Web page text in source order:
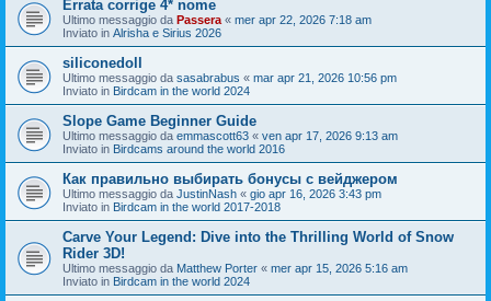
Errata corrige 4* nome
Ultimo messaggio da Passera « mer apr 22, 2026 7:18 am
Inviato in Alrisha e Sirius 2026
siliconedoll
Ultimo messaggio da sasabrabus « mar apr 21, 2026 10:56 pm
Inviato in Birdcam in the world 2024
Slope Game Beginner Guide
Ultimo messaggio da emmascott63 « ven apr 17, 2026 9:13 am
Inviato in Birdcams around the world 2016
Как правильно выбирать бонусы с вейджером
Ultimo messaggio da JustinNash « gio apr 16, 2026 3:43 pm
Inviato in Birdcam in the world 2017-2018
Carve Your Legend: Dive into the Thrilling World of Snow
Rider 3D!
Ultimo messaggio da Matthew Porter « mer apr 15, 2026 5:16 am
Inviato in Birdcam in the world 2024